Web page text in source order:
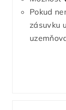
Pokud
zásuvku